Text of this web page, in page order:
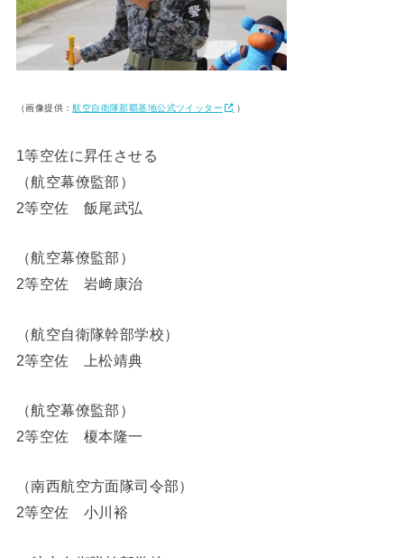
（画像提供：航空自衛隊那覇基地公式ツイッター ）
1等空佐に昇任させる
（航空幕僚監部）
2等空佐 飯尾武弘
（航空幕僚監部）
2等空佐 岩﨑康治
（航空自衛隊幹部学校）
2等空佐 上松靖典
（航空幕僚監部）
2等空佐 榎本隆一
（南西航空方面隊司令部）
2等空佐 小川裕